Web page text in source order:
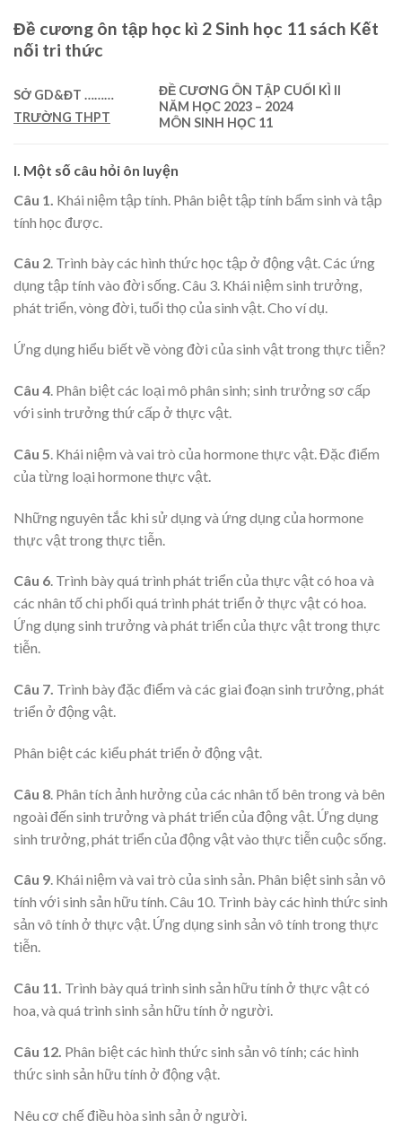
Đề cương ôn tập học kì 2 Sinh học 11 sách Kết
nối tri thức
SỞ GD&ĐT ………
TRƯỜNG THPT
ĐỀ CƯƠNG ÔN TẬP CUỐI KÌ II
NĂM HỌC 2023 – 2024
MÔNSINH HỌC 11
I. Một số câu hỏi ôn luyện
Câu 1. Khái niệm tập tính. Phân biệt tập tính bẩm sinh và tập
tính học được.
Câu 2. Trình bày các hình thức học tập ở động vật. Các ứng
dụng tập tính vào đời sống. Câu 3. Khái niệm sinh trưởng,
phát triển, vòng đời, tuổi thọ của sinh vật. Cho ví dụ.
Ứng dụng hiểu biết về vòng đời của sinh vật trong thực tiễn?
Câu 4. Phân biệt các loại mô phân sinh; sinh trưởng sơ cấp
với sinh trưởng thứ cấp ở thực vật.
Câu 5 . Khái niệm và vai trò của hormone thực vật. Đặc điểm
của từng loại hormone thực vật.
Những nguyên tắc khi sử dụng và ứng dụng của hormone
thực vật trong thực tiễn.
Câu 6. Trình bày quá trình phát triển của thực vật có hoa và
các nhân tố chi phối quá trình phát triển ở thực vật có hoa.
Ứng dụng sinh trưởng và phát triển của thực vật trong thực
tiễn.
Câu 7. Trình bày đặc điểm và các giai đoạn sinh trưởng, phát
triển ở động vật.
Phân biệt các kiểu phát triển ở động vật.
Câu 8 . Phân tích ảnh hưởng của các nhân tố bên trong và bên
ngoài đến sinh trưởng và phát triển của động vật. Ứng dụng
sinh trưởng, phát triển của động vật vào thực tiễn cuộc sống.
Câu 9. Khái niệm và vai trò của sinh sản. Phân biệt sinh sản vô
tính với sinh sản hữu tính. Câu 10. Trình bày các hình thức sinh
sản vô tính ở thực vật. Ứng dụng sinh sản vô tính trong thực
tiễn.
Câu 11. Trình bày quá trình sinh sản hữu tính ở thực vật có
hoa, và quá trình sinh sản hữu tính ở người.
Câu 12. Phân biệt các hình thức sinh sản vô tính; các hình
thức sinh sản hữu tính ở động vật.
Nêu cơ chế điều hòa sinh sản ở người.